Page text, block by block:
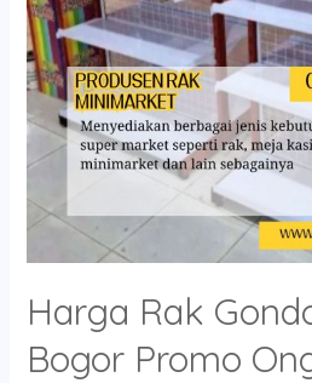
Harga Rak
Bogor Promo